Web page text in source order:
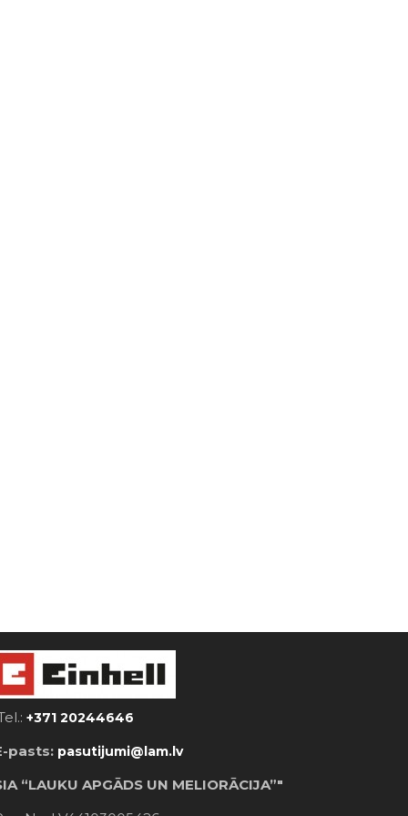
+371 20244646
pasts: pasutijumi@lam.lv
“LAUKU APGĀDS UN MELIORĀCIJA”"